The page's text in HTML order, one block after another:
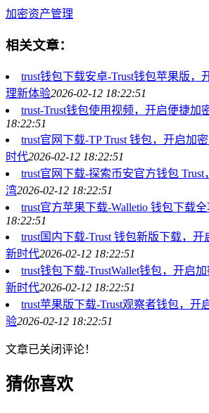
加密资产管理
相关文章：
trust钱包下载安卓-Trust钱包苹果版，
理新体验2026-02-12 18:22:51
trust-Trust钱包使用视频，开启便捷加
18:22:51
trust官网下载-TP Trust 钱包，开启加
时代2026-02-12 18:22:51
trust官网下载-探索币安官方钱包
湾2026-02-12 18:22:51
trust官方苹果下载-Walletio 钱包下载
18:22:51
trust国内下载-Trust 钱包新版下载，
新时代2026-02-12 18:22:51
trust钱包下载-TrustWallet钱包，开启
新时代2026-02-12 18:22:51
trust苹果版下载-Trust观察者钱包，开
验2026-02-12 18:22:51
文章已关闭评论！
猜你喜欢